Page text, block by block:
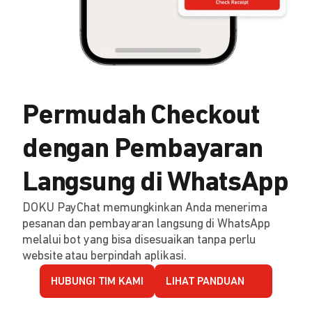
Permudah Checkout
dengan Pembayaran
Langsung di WhatsApp
DOKU PayChat memungkinkan Anda menerima
pesanan dan pembayaran langsung di WhatsApp
melalui bot yang bisa disesuaikan tanpa perlu
website atau berpindah aplikasi.
HUBUNGI TIM KAMI LIHAT PANDUAN